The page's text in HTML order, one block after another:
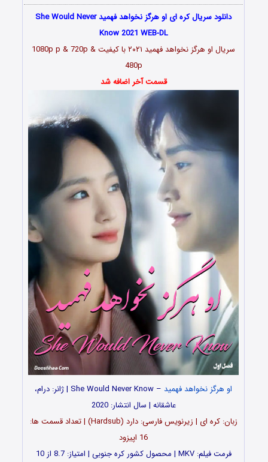
دانلود سریال کره ای او هرگز نخواهد فهمید She Would Never
Know 2021 WEB-DL
سریال او هرگز نخواهد فهمید ۲۰۲۱ با کیفیت 1080p p & 720p &
480p
قسمت آخر اضافه شد
او هرگز نخواهد فهمید
– She Would Never Know | ژانر: درام،
عاشقانه | سال انتشار: 2020
زبان: کره ای | زیرنویس فارسی: دارد (Hardsub) | تعداد قسمت ها:
16 اپیزود
فرمت فیلم: MKV | محصول کشور کره جنوبی | امتیاز: 8.7 از 10